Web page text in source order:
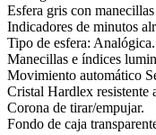
Esfera gris con
Indicadores de minutos
Tipo de esfera: Analógica.
Manecillas e índices
Movimiento automático
Cristal Hardlex resistente
Corona de tirar/empujar.
Fondo de caja